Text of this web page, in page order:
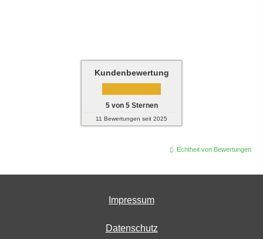
Kundenbewertung
5von 5Sternen
11 Bewertungen seit 2025
Echtheit von Bewertungen
Impressum
Datenschutz